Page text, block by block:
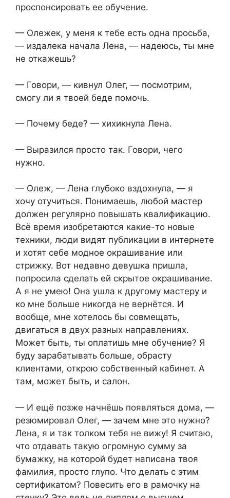
проспонсировать ее обучение.
— Олежек, у меня к тебе есть одна просьба,
— издалека начала Лена, — надеюсь, ты мне
не откажешь?
— Говори, — кивнул Олег, — посмотрим,
смогу ли я твоей беде помочь.
— Почему беде? — хихикнула Лена.
— Выразился просто так. Говори, чего
нужно.
— Олеж, — Лена глубоко вздохнула, — я
хочу отучиться. Понимаешь, любой мастер
должен регулярно повышать квалификацию.
Всё время изобретаются какие-то новые
техники, люди видят публикации в интернете
и хотят себе модное окрашивание или
стрижку. Вот недавно девушка пришла,
попросила сделать ей скрытое окрашивание.
А я не умею! Она ушла к другому мастеру и
ко мне больше никогда не вернётся. И
вообще, мне хотелось бы совмещать,
двигаться в двух разных направлениях.
Может быть, ты оплатишь мне обучение? Я
буду зарабатывать больше, обрасту
клиентами, открою собственный кабинет. А
там, может быть, и салон.
— И ещё позже начнёшь появляться дома, —
резюмировал Олег, — зачем мне это нужно?
Лена, я и так толком тебя не вижу! Я считаю,
что отдавать такую огромную сумму за
бумажку, на которой будет написана твоя
фамилия, просто глупо. Что делать с этим
сертификатом? Повесить его в рамочку на